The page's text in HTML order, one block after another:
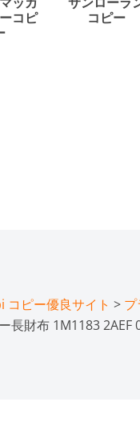
コピ
コピー
コピー優良サイト >
長財布 1M1183 2AEF